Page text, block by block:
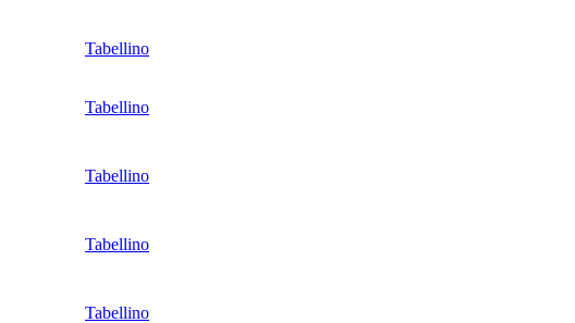
Tabellino
Tabellino
Tabellino
Tabellino
Tabellino